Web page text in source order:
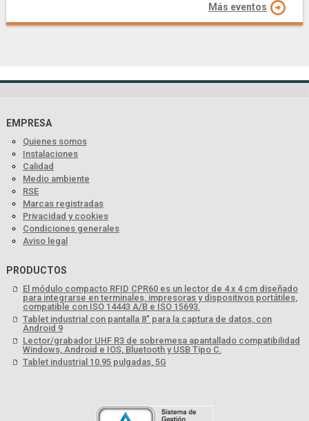
Más eventos
EMPRESA
Quienes somos
Instalaciones
Calidad
Medio ambiente
RSE
Marcas registradas
Privacidad y cookies
Condiciones generales
Aviso legal
PRODUCTOS
El módulo compacto RFID CPR60 es un lector de 4 x 4 cm diseñado
para integrarse en terminales, impresoras y dispositivos portátiles,
compatible con ISO 14443 A/B e ISO 15693.
Tablet industrial con pantalla 8" para la captura de datos, con
Android 9
Lector/grabador UHF R3 de sobremesa apantallado compatibilidad
Windows, Android e IOS, Bluetooth y USB Tipo C.
Tablet industrial 10.95 pulgadas, 5G